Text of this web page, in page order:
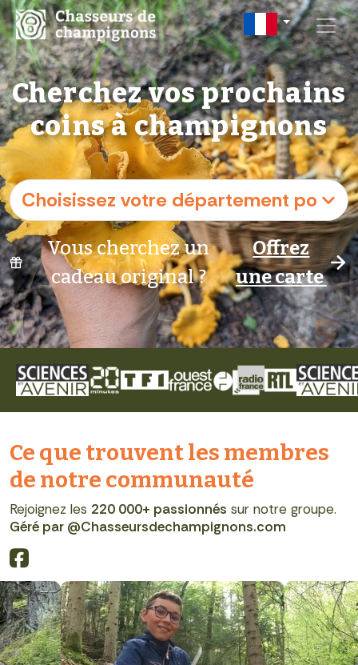
Cherchez vos prochains
coins à champignons
Vous cherchez un
cadeau original ?
Offrez
une carte
Ce que trouvent les membres
de notre communauté
Rejoignez les 220 000+ passionnés sur notre groupe.
Géré par @Chasseursdechampignons.com